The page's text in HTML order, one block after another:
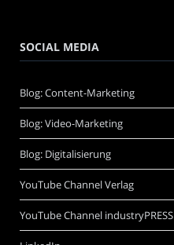
SOCIAL MEDIA
Blog: Content-Marketing
Blog: Video-Marketing
Blog: Digitalisierung
YouTube Channel Verlag
YouTube Channel industryPRESS